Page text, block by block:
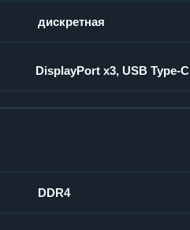
дискретная
DisplayPort x3, USB Type-C
DDR4